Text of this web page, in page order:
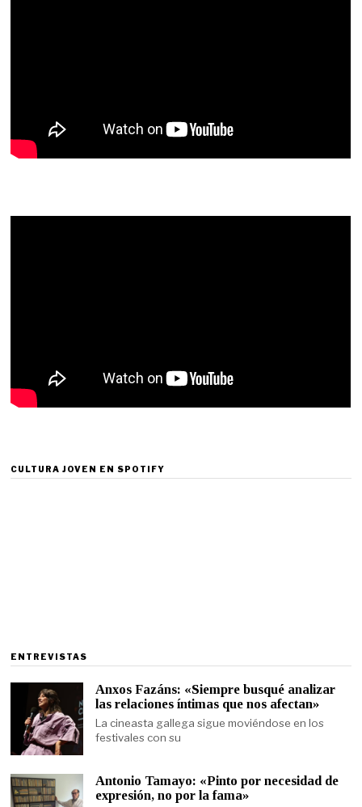
CULTURA JOVEN EN SPOTIFY
ENTREVISTAS
Anxos Fazáns: «Siempre busqué analizar
las relaciones íntimas que nos afectan»
La cineasta gallega sigue moviéndose en los
festivales con su
Antonio Tamayo: «Pinto por necesidad de
expresión, no por la fama»